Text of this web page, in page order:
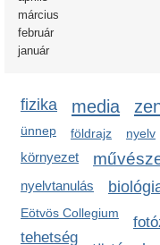
március
február
január
fizika media
ünnep földrajz
környezet
nyelv
nyelvtanulás
Eötvös Collegium
tehetség